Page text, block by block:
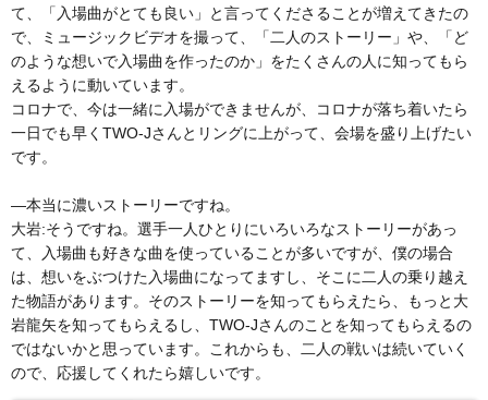
て、「入場曲がとても良い」と言ってくださることが増えてきたの
で、ミュージックビデオを撮って、「二人のストーリー」や、「ど
のような想いで入場曲を作ったのか」をたくさんの人に知ってもら
えるように動いています。
コロナで、今は一緒に入場ができませんが、コロナが落ち着いたら
一日でも早くTWO-Jさんとリングに上がって、会場を盛り上げたい
です。
―本当に濃いストーリーですね。
大岩:そうですね。選手一人ひとりにいろいろなストーリーがあっ
て、入場曲も好きな曲を使っていることが多いですが、僕の場合
は、想いをぶつけた入場曲になってますし、そこに二人の乗り越え
た物語があります。そのストーリーを知ってもらえたら、もっと大
岩龍矢を知ってもらえるし、TWO-Jさんのことを知ってもらえるの
ではないかと思っています。これからも、二人の戦いは続いていく
ので、応援してくれたら嬉しいです。